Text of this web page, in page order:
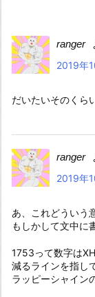
ranger
2019年
だいたいそのくら
ranger
2019年
あ、これどういう
もしかして文中に
1753って数字は
減るラインを指し
ラッピーシャイン